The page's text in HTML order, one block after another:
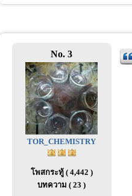
No. 3
TOR_CHEMISTRY
โพสกระทู้ ( 4,442 )
บทความ ( 23 )